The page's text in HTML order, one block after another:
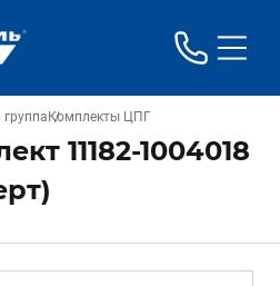
Комплекты ЦПГ
11182-1004018